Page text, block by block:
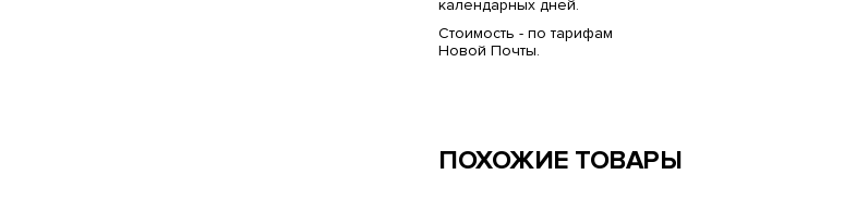
календарных дней.
Стоимость - по тарифам
Новой Почты.
ПОХОЖИЕ ТОВАРЫ